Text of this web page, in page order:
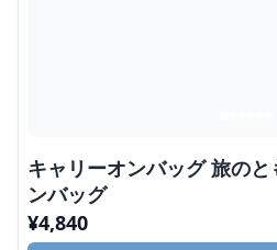
キャリーオンバッグ 旅の
ンバッグ
¥4,840